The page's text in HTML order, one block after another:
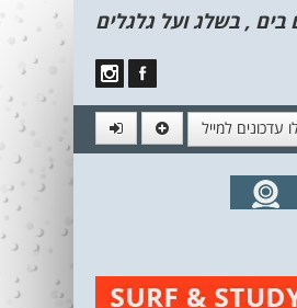
, בשלג ועל גלגלים
עדכונים למייל